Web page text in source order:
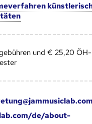
und € 25,20 ÖH-
de/about-